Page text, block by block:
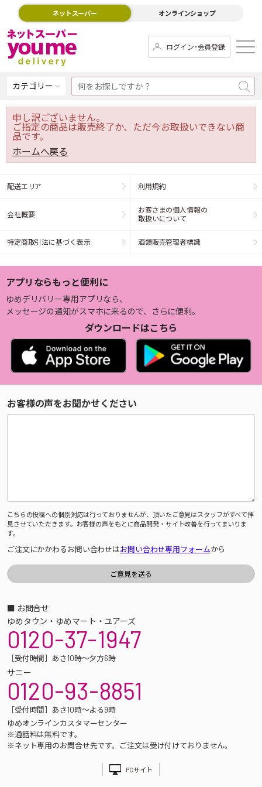
ネットスーパー オンラインショップ
ログイン･会員登録
カテゴリー
申し訳ございません。
ご指定の商品は販売終了か、ただ今お取扱いできない商
品です。
ホームへ戻る
配送エリア 利用規約
会社概要
お客さまの個人情報の
取扱いについて
特定商取引法に基づく表示 酒類販売管理者標識
アプリならもっと便利に
ゆめデリバリー専用アプリなら、
メッセージの通知がスマホに来るので、さらに便利。
ダウンロードはこちら
お客様の声をお聞かせください
こちらの投稿への個別対応は行っておりませんが、頂いたご意見はスタッフがすべて拝
見させていただきます。お客様の声をもとに商品開発・サイト改善を行ってまいりま
す。
ご注文にかかわるお問い合わせはお問い合わせ専用フォームから
■ お問合せ
ゆめタウン・ゆめマート・ユアーズ
0120-37-1947
［受付時間］あさ10時～夕方6時
サニー
0120-93-8851
［受付時間］あさ10時～よる9時
ゆめオンラインカスタマーセンター
※通話料は無料です。
※ネット専用のお問合せ先です。ご注文は受け付けておりません。
PCサイト